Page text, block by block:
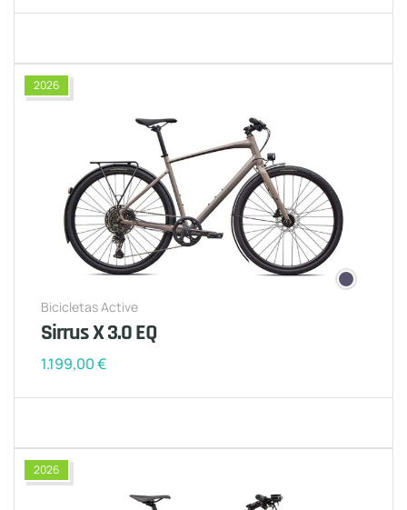
2026
Bicicletas Active
Sirrus X 3.0 EQ
1.199,00€
2026